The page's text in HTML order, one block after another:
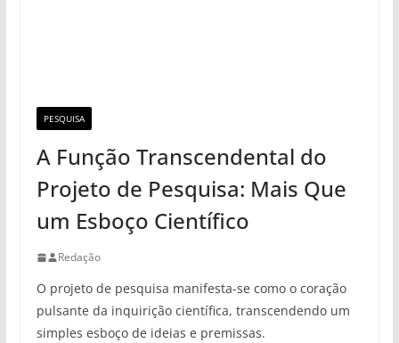
PESQUISA
A Função Transcendental do
Projeto de Pesquisa: Mais Que
um Esboço Científico
Redação
O projeto de pesquisa manifesta-se como o coração
pulsante da inquirição científica, transcendendo um
simples esboço de ideias e premissas.